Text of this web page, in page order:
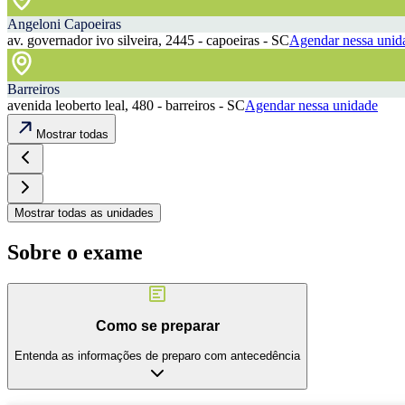
Angeloni Capoeiras
av. governador ivo silveira, 2445 - capoeiras - SCAgendar nessa
Barreiros
avenida leoberto leal, 480 - barreiros - SCAgendar nessa unidade
Mostrar todas
Mostrar todas as unidades
Sobre o exame
Como se preparar
Entenda as informações de preparo com antecedência